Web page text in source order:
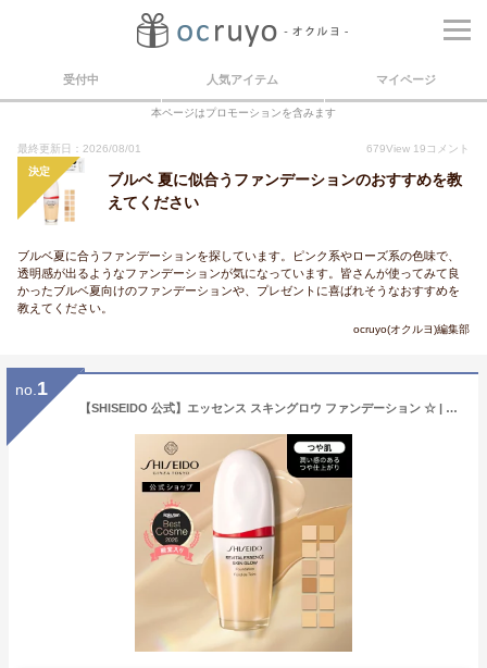
受付中 人気アイテム マイページ
本ページはプロモーションを含みます
最終更新日：2026/08/01 679View 19 コメント
決定
ブルベ 夏に似合うファンデーションのおすすめを教
えてください
ブルベ夏に合うファンデーションを探しています。ピンク系やローズ系の色味で、
透明感が出るようなファンデーションが気になっています。皆さんが使ってみて良
かったブルベ夏向けのファンデーションや、プレゼントに喜ばれそうなおすすめを
教えてください。
ocruyo(オクルヨ)編集部
no. 1
【SHISEIDO 公式】エッセンス スキングロウ ファンデーション ☆ | SHISEIDO 資生堂 シセイドウ | ファンデーション ファンデ 美容液ファンデ 美容液ファンデーション スキンケアエッセンス